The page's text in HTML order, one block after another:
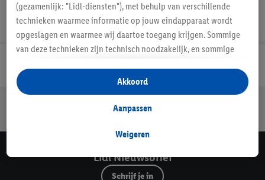
Veilig winkelen
Lidl Nieuwsbrief
Schrijf je in
(gezamenlijk: "Lidl-diensten"), met behulp van verschillende
technieken waarmee informatie op jouw eindapparaat wordt
opgeslagen en waarmee wij daartoe toegang krijgen. Sommige
van deze technieken zijn technisch noodzakelijk, en sommige
opslaan van voorkeursinstellingen, het verzamelen en
analyseren van statistieken of voor het tonen van
gepersonaliseerde reclame binnen en buiten de Lidl-diensten.
gegevens over jouw aankoopgedrag in de winkel ook voor de
Als je hier toestemming geeft aan ons voor het personaliseren
van reclame en als je vervolgens een Lidl Plus-account
Weigeren
Aanpassen
Akkoord